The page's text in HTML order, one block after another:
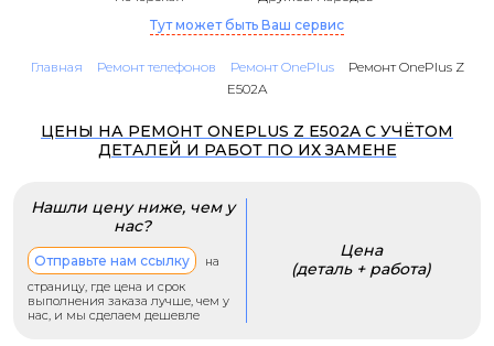
Тут может быть Ваш сервис
Главная Ремонт телефонов Ремонт OnePlus
Ремонт OnePlus Z
E502A
ЦЕНЫ НА РЕМОНТ ONEPLUS Z E502A С УЧЁТОМ
ДЕТАЛЕЙ И РАБОТ ПО ИХ ЗАМЕНЕ
Нашли цену ниже, чем у
нас?
Отправьте нам ссылку
на
страницу, где цена и срок
выполнения заказа лучше, чем у
нас, и мы сделаем дешевле
Цена
(деталь + работа)